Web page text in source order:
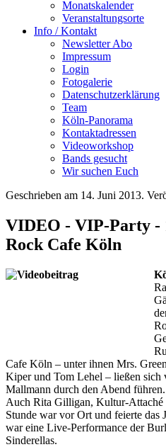
Monatskalender
Veranstaltungsorte
Info / Kontakt
Newsletter Abo
Impressum
Login
Fotogalerie
Datenschutzerklärung
Team
Köln-Panorama
Kontaktadressen
Videoworkshop
Bands gesucht
Wir suchen Euch
Geschrieben am 14. Juni 2013.
VIDEO - VIP-Party -
Rock Cafe Köln
Cafe Köln – unter ihnen Mrs.
Kiper und Tom Lehel – ließen sich
Mallmann durch den Abend führen.
Auch Rita Gilligan, Kultur-Attaché
Stunde war vor Ort und feierte
war eine Live-Performance der
Sinderellas.